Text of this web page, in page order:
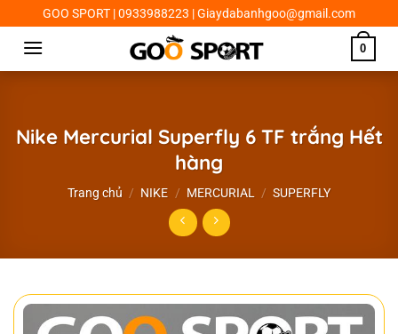
Chuyển
đến
dung
GOO SPORT | 0933988223 | Giaydabanhgoo@gmail.com
0
Nike Mercurial Superfly 6 TF trắng Hết
hàng
Trang chủ / NIKE / MERCURIAL / SUPERFLY